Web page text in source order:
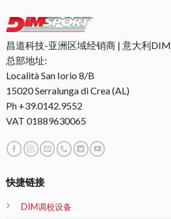
昌道科技-亚洲区域经销商 | 意大利
总部地址:
Località San Iorio 8/B
15020 Serralunga di Crea (AL)
Ph +39.0142.9552
VAT 01889630065
快捷链接
DIM调校设备